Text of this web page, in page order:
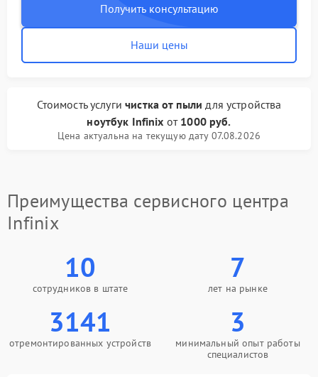
Получить консультацию
Наши цены
Стоимость услугичистка от пыли для устройства
ноутбук Infinix от 1000 руб.
Цена актуальна на текущую дату 07.08.2026
Преимущества сервисного центра
Infinix
10
сотрудников в штате
7
лет на рынке
3141
отремонтированных устройств
3
минимальный опыт работы
специалистов